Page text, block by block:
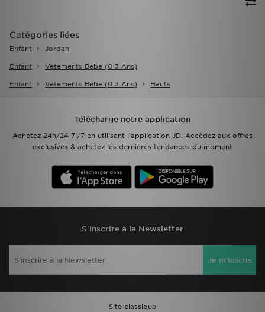
Catégories liées
Enfant Jordan
Enfant Vetements Bebe (0 3 Ans)
Enfant Vetements Bebe (0 3 Ans) Hauts
Télécharge notre application
Achetez 24h/24 7j/7 en utilisant l'application JD. Accèdez aux offres
exclusives & achetez les dernières tendances du moment
S'inscrire à la Newsletter
Je m'inscris
Site classique